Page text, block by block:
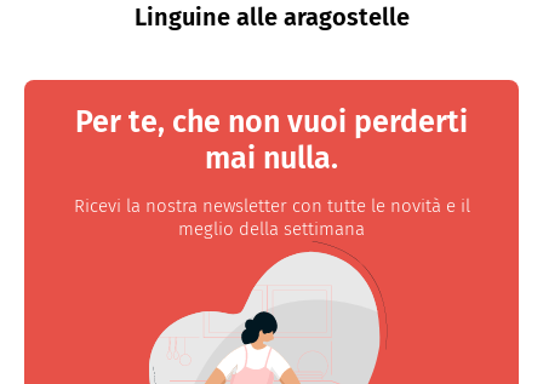
Linguine alle aragostelle
Per te, che non vuoi perderti
mai nulla.
Ricevi la nostra newsletter con tutte le novità e il
meglio della settimana